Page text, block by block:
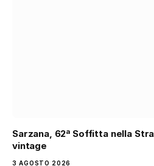
Sarzana, 62ª Soffitta nella
vintage
3 AGOSTO 2026